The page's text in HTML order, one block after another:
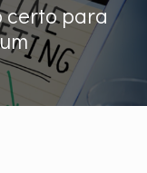
certo para